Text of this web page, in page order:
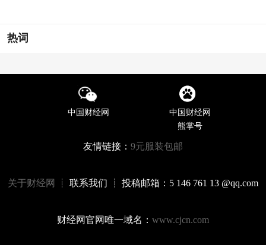
热词
中国财经网
中国财经网
熊掌号
友情链接： 9元服装包邮
关于财经网 ┊ 联系我们 ┊ 投稿邮箱：5 146 761 13 @qq.com
财经网官网唯一域名： www.cjcn.com